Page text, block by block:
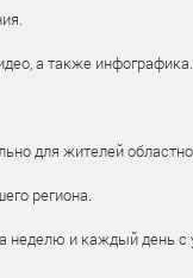
а также инфографика.
для жителей
региона.
неделю и каждый день